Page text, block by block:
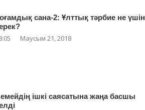
сана-2: Ұлттық тәрбие не үшін
Маусым 21, 2018
ішкі саясатына жаңа басшы